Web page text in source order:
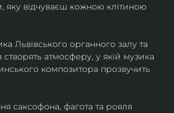
відчуваєш кожною клітиною
Львівського органного залу та
створять атмосферу, у якій музика
композитора прозвучить
саксофона, фагота та рояля